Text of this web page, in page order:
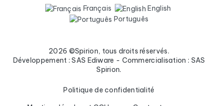
Français
English
Português
2026 ©Spirion, tous droits réservés.
Développement : SAS Ediware - Commercialisation : SAS
Spirion.
Politique de confidentialité